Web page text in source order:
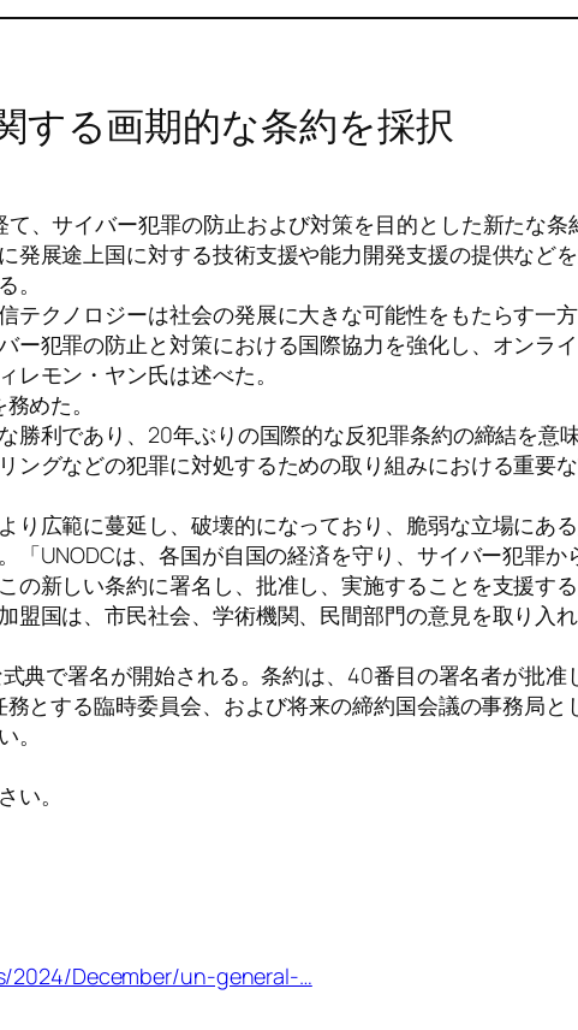
する画期的な条約を採択
、サイバー犯罪の防止および対策を目的とした新たな条
発展途上国に対する技術支援や能力開発支援の提供など
。
テクノロジーは社会の発展に大きな可能性をもたらす一
ー犯罪の防止と対策における国際協力を強化し、オンラ
モン・ヤン氏は述べた。
めた。
勝利であり、20年ぶりの国際的な反犯罪条約の締結を
ングなどの犯罪に対処するための取り組みにおける重要
り広範に蔓延し、破壊的になっており、脆弱な立場にあ
UNODCは、各国が自国の経済を守り、サイバー犯罪か
新しい条約に署名し、批准し、実施することを支援する
盟国は、市民社会、学術機関、民間部門の意見を取り入
典で署名が開始される。条約は、40番目の署名者が批准
とする臨時委員会、および将来の締約国会議の事務局と
。
い。
2024/December/un-general-…